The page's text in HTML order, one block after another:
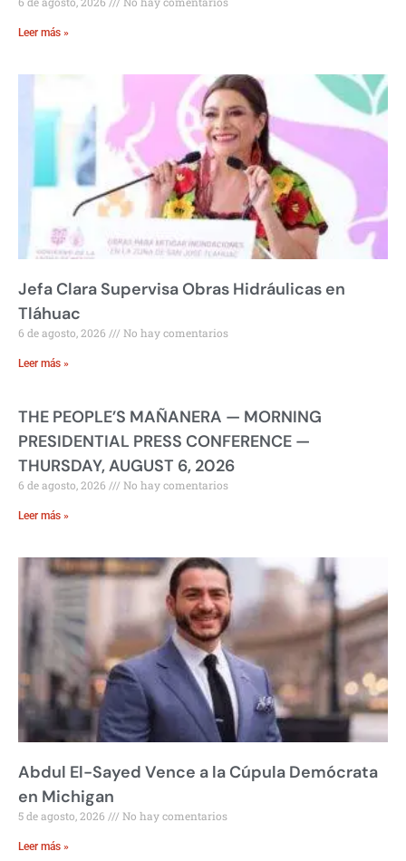
Leer más »
Jefa Clara Supervisa Obras Hidráulicas en
Tláhuac
6 de agosto, 2026 No hay comentarios
Leer más »
THE PEOPLE’S MAÑANERA — MORNING
PRESIDENTIAL PRESS CONFERENCE —
THURSDAY, AUGUST 6, 2026
6 de agosto, 2026 No hay comentarios
Leer más »
Abdul El-Sayed Vence a la Cúpula Demócrata
en Michigan
5 de agosto, 2026 No hay comentarios
Leer más »